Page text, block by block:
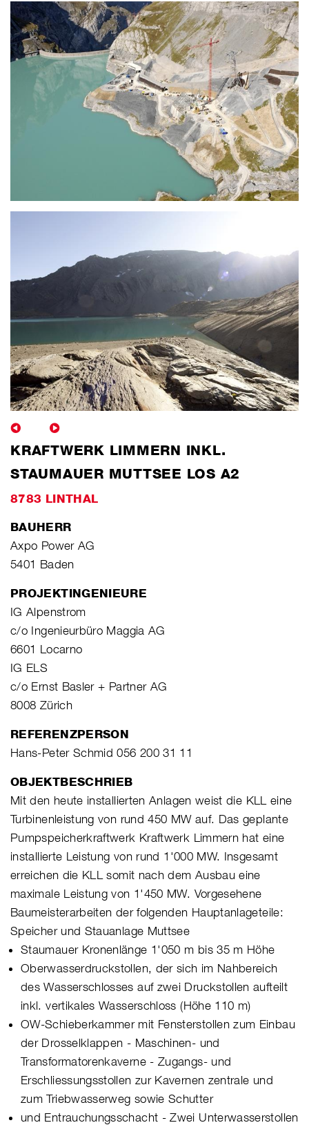
KRAFTWERK LIMMERN INKL.
STAUMAUER MUTTSEE LOS A2
8783 LINTHAL
BAUHERR
Axpo Power AG
5401 Baden
PROJEKTINGENIEURE
IG Alpenstrom
c/o Ingenieurbüro Maggia AG
6601 Locarno
IG ELS
c/o Ernst Basler + Partner AG
8008 Zürich
REFERENZPERSON
Hans-Peter Schmid 056 200 31 11
OBJEKTBESCHRIEB
Mit den heute installierten Anlagen weist die KLL eine
Turbinenleistung von rund 450 MW auf. Das geplante
Pumpspeicherkraftwerk Kraftwerk Limmern hat eine
installierte Leistung von rund 1'000 MW. Insgesamt
erreichen die KLL somit nach dem Ausbau eine
maximale Leistung von 1'450 MW. Vorgesehene
Baumeisterarbeiten der folgenden Hauptanlageteile:
Speicher und Stauanlage Muttsee
Staumauer Kronenlänge 1'050 m bis 35 m Höhe
Oberwasserdruckstollen, der sich im Nahbereich
des Wasserschlosses auf zwei Druckstollen aufteilt
inkl. vertikales Wasserschloss (Höhe 110 m)
OW-Schieberkammer mit Fensterstollen zum Einbau
der Drosselklappen - Maschinen- und
Transformatorenkaverne - Zugangs- und
Erschliessungsstollen zur Kavernen zentrale und
zum Triebwasserweg sowie Schutter
und Entrauchungsschacht - Zwei Unterwasserstollen